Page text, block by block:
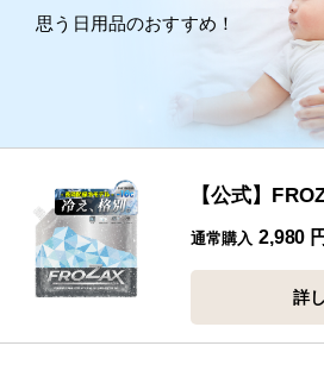
思う日用品のおすすめ！
【公式】
通常購入 2,980 円
詳